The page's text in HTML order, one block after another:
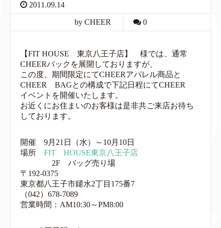
2011.09.14
by CHEER 0
【FIT HOUSE 東京八王子店】 様では、通常
CHEERバックを展開しておりますが、
この度、期間限定にてCHEERアパレル商品と
CHEER BAGとの構成で下記日程にてCHEER
イベントを開催いたします。
お近くにお住まいのお客様は是非共ご来店お待ち
しております。
開催 9月21日（水）～10月10日
場所 FIT HOUSE東京八王子店
2F バッグ売り場
〒192-0375
東京都八王子市鑓水2丁目175番7
（042）678-7089
営業時間：AM10:30～PM8:00